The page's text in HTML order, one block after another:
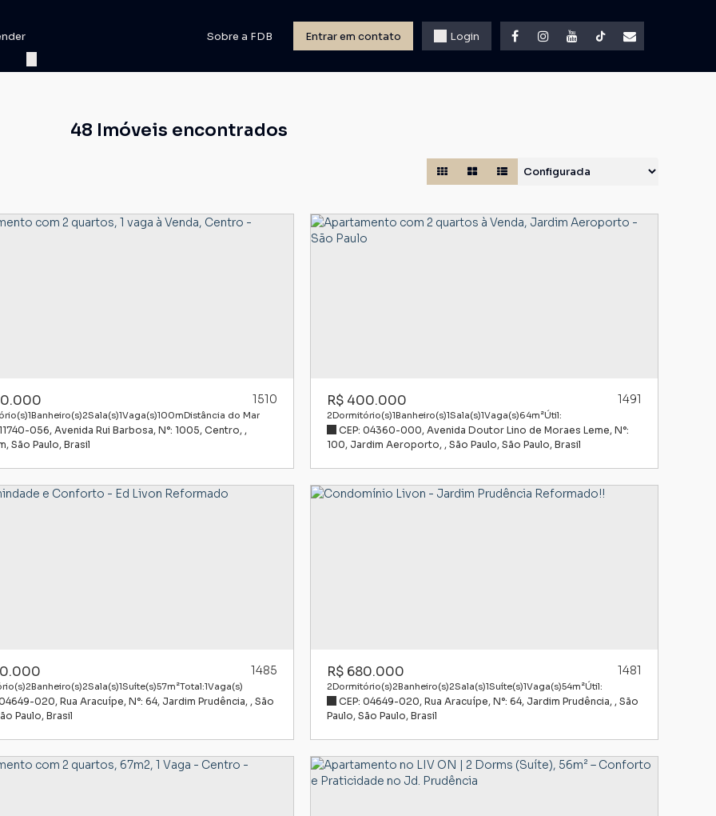
Login
Entrar em contato
Sobre a FDB
48 Imóveis encontrados
1510
056, Avenida Rui Barbosa, N°: 1005, Centro ,
, São Paulo, Brasil
1Banheiro(s)2Sala(s)1Vaga(s)100mDistância do Mar
R$400.000 1491
CEP: 04360-000, Avenida Doutor Lino de Moraes Leme, N°:
100, Jardim Aeroporto , São Paulo, São Paulo, Brasil
2Dormitório(s)1Banheiro(s)1Sala(s)1Vaga(s) Útil:
64m²
1485
04649-020, Rua Aracuípe, N°: 64, Jardim Prudência , São
Paulo, Brasil
2Banheiro(s)2Sala(s)1Suíte(s) Total:
57m² 1Vaga(s)
R$680.000 1481
CEP: 04649-020, Rua Aracuípe, N°: 64, Jardim Prudência , São
Paulo, São Paulo, Brasil
2Dormitório(s)2Banheiro(s)2Sala(s)1Suíte(s)1Vaga(s) Útil:
54m²